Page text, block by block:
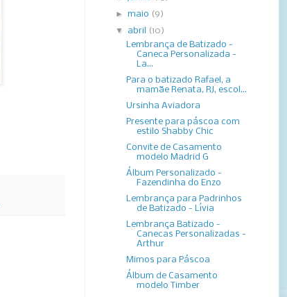
►maio (9)
▼ abril
(10)
Lembrança de Batizado -
Caneca Personalizada -
La...
Para o batizado Rafael, a
mamãe Renata, RJ, escol...
Ursinha Aviadora
Presente para páscoa com
estilo Shabby Chic
Convite de Casamento
modelo Madrid G
Álbum Personalizado -
Fazendinha do Enzo
Lembrança para Padrinhos
de Batizado - Lívia
Lembrança Batizado -
Canecas Personalizadas -
Arthur
Mimos para Páscoa
Álbum de Casamento
modelo Timber